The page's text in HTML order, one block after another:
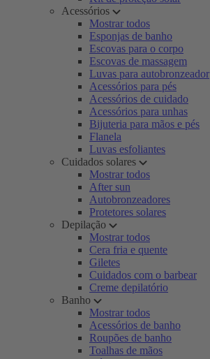
Acessórios
Mostrar todos
Esponjas de banho
Escovas para o corpo
Escovas de massagem
Luvas para autobronzeador
Acessórios para pés
Acessórios de cuidado
Acessórios para unhas
Bijuteria para mãos e pés
Flanela
Luvas esfoliantes
Cuidados solares
Mostrar todos
After sun
Autobronzeadores
Protetores solares
Depilação
Mostrar todos
Cera fria e quente
Giletes
Cuidados com o barbear
Creme depilatório
Banho
Mostrar todos
Acessórios de banho
Roupões de banho
Toalhas de mãos